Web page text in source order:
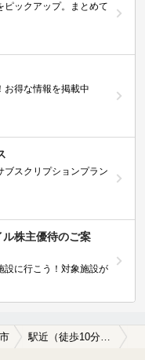
ピックアップ。まとめて
お得な情報を掲載中
ブスクリプションプラン
ル株主優待のご案
設に行こう！対象施設が
駅近（徒歩10分以内）の浅口市の温泉、日帰り温泉、スーパー銭湯おすすめ